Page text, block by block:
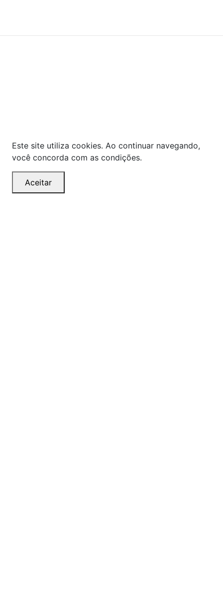
Este site utiliza cookies. Ao continuar navegando,
você concorda com as condições.
Aceitar